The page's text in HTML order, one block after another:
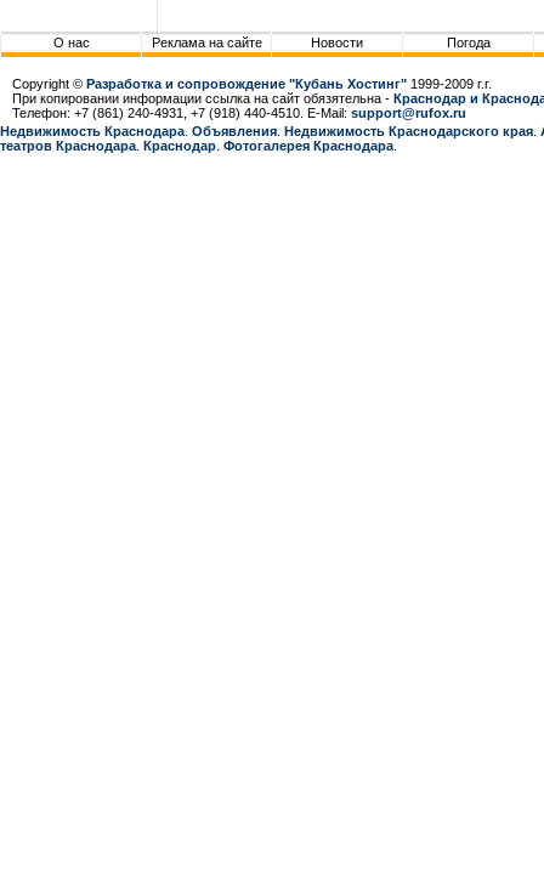
О нас Реклама на сайте Новости Погода
Copyright © Разработка и сопровождение "Кубань Хостинг" 1999-2009 г.г.
При копировании информации ссылка на сайт обязятельна - Краснодар и
Телефон: +7 (861) 240-4931, +7 (918) 440-4510. E-Mail: support@rufox.ru
Недвижимость Краснодара Объявления Недвижимость Краснодарcкого края
театров Краснодара Краснодар Фотогалерея Краснодара